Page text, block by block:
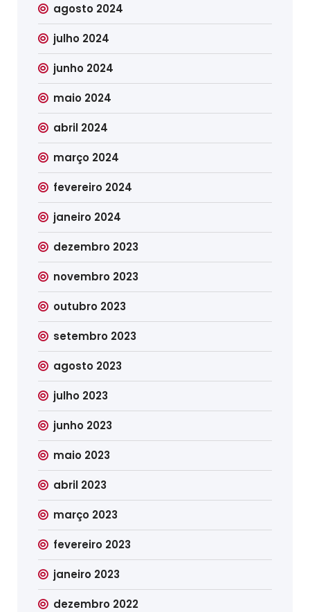
agosto 2024
julho 2024
junho 2024
maio 2024
abril 2024
março 2024
fevereiro 2024
janeiro 2024
dezembro 2023
novembro 2023
outubro 2023
setembro 2023
agosto 2023
julho 2023
junho 2023
maio 2023
abril 2023
março 2023
fevereiro 2023
janeiro 2023
dezembro 2022